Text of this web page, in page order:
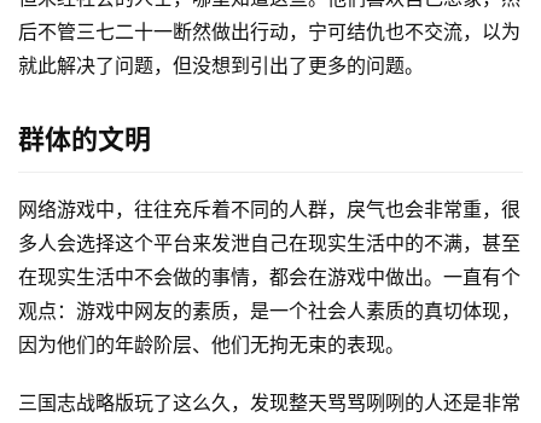
行
业
动
碎
念
推
荐
&
具
登录 注册
后不管三七二十一断然做出行动，宁可结仇也不交流，以为
就此解决了问题，但没想到引出了更多的问题。
群体的文明
网络游戏中，往往充斥着不同的人群，戾气也会非常重，很
多人会选择这个平台来发泄自己在现实生活中的不满，甚至
在现实生活中不会做的事情，都会在游戏中做出。一直有个
观点：游戏中网友的素质，是一个社会人素质的真切体现，
因为他们的年龄阶层、他们无拘无束的表现。
三国志战略版玩了这么久，发现整天骂骂咧咧的人还是非常